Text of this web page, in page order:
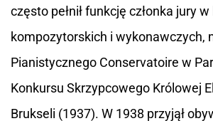
często pełnił funkcję członka jury
kompozytorskich i wykonawczych,
Pianistycznego Conservatoire w
Konkursu Skrzypcowego Królowej
Brukseli (1937). W 1938 przyjął